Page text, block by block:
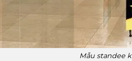
Mẫu standee